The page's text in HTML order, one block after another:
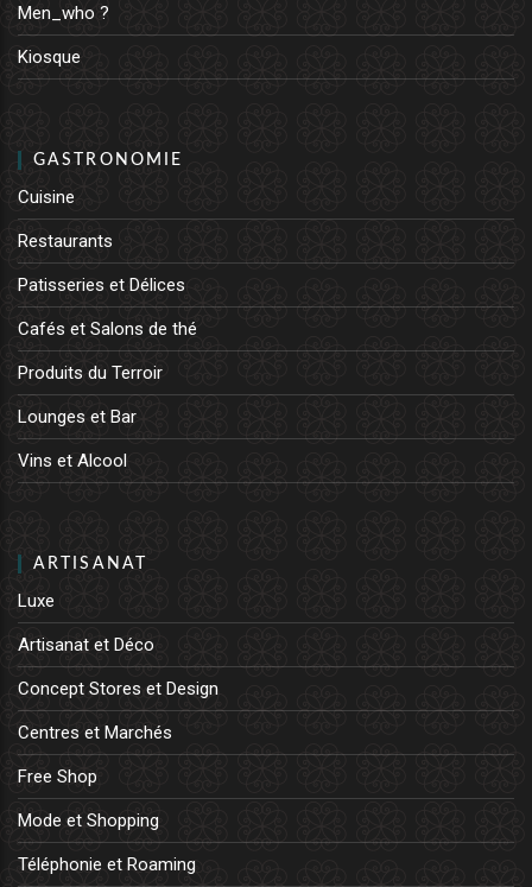
Men_who ?
Kiosque
GASTRONOMIE
Cuisine
Restaurants
Patisseries et Délices
Cafés et Salons de thé
Produits du Terroir
Lounges et Bar
Vins et Alcool
ARTISANAT
Luxe
Artisanat et Déco
Concept Stores et Design
Centres et Marchés
Free Shop
Mode et Shopping
Téléphonie et Roaming